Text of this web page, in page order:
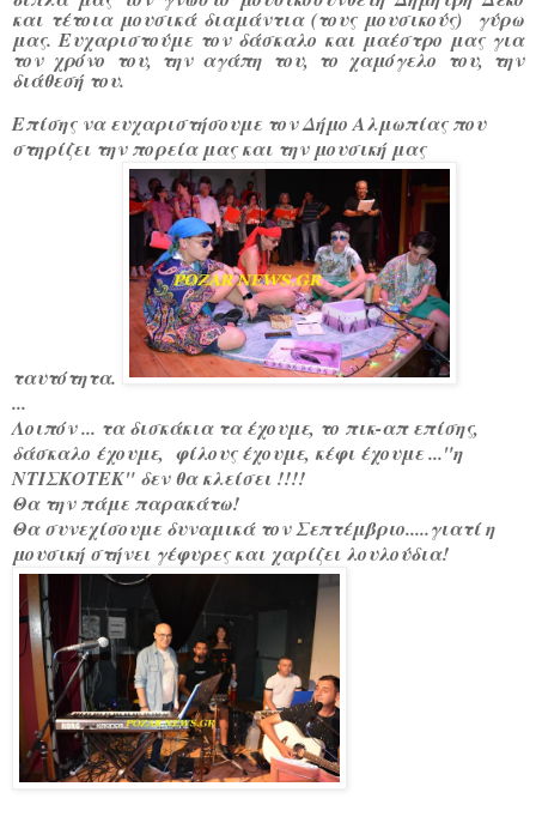
και τέτοια μουσικά διαμάντια (τους μουσικούς) γύρω
μας. Ευχαριστούμε τον δάσκαλο και μαέστρο μας για
τον χρόνο του, την αγάπη του, το χαμόγελο του, την
διάθεσή του.
Επίσης να ευχαριστήσουμε τον Δήμο Αλμωπίας που
στηρίζει την πορεία μας και την μουσική μας
ταυτότητα.
...
Λοιπόν ... τα δισκάκια τα έχουμε, το πικ-απ επίσης,
δάσκαλο έχουμε, φίλους έχουμε, κέφι έχουμε ..."η
ΝΤΙΣΚΟΤΕΚ" δεν θα κλείσει !!!!
Θα την πάμε παρακάτω!
Θα συνεχίσουμε δυναμικά τον Σεπτέμβριο.....γιατί η
μουσική στήνει γέφυρες και χαρίζει λουλούδια!